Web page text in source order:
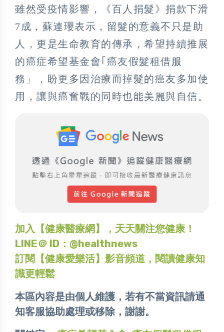
雖然受疫情影響，《百人捐髮》捐款下滑
7成，蘇連瓔表示，留髮的意義不只是助
人，更是生命教育的傳承，希望持續推展
的癌症希望基金會｢癌友假髮租借服
務」，盼更多因治療而掉髮的癌友多加使
用，讓與癌奮戰的同時也能美麗與自信。
加入【健康醫療網】，天天關注您健康！
LINE＠ ID：@healthnews
訂閱【健康愛樂活】影音頻道，閱讀健康知
識更輕鬆
本區內容是由個人維護，若有不當資訊請通
知客服協助處理或移除，謝謝。